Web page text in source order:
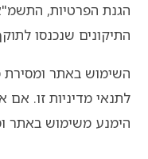
התיקונים שנכנסו לתוקף בשנת
השימוש באתר ומסירת
לתנאי מדיניות זו. אם
הימנע משימוש באתר